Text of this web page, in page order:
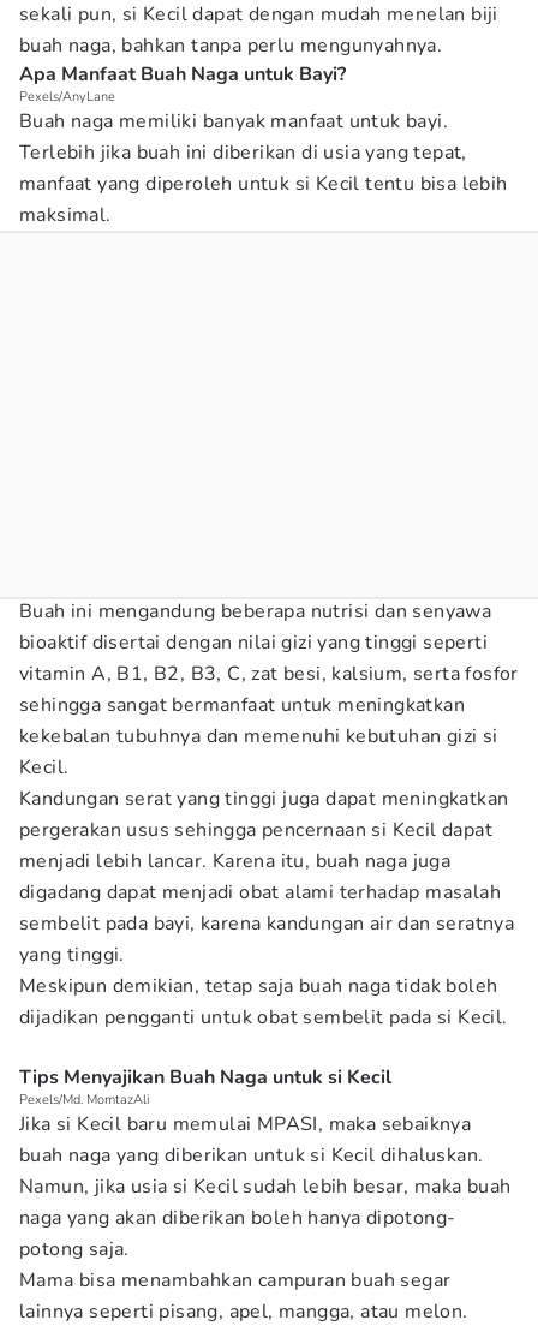
sekali pun, si Kecil dapat dengan mudah menelan biji
buah naga, bahkan tanpa perlu mengunyahnya.
Apa Manfaat Buah Naga untuk Bayi?
Pexels/AnyLane
Buah naga memiliki banyak manfaat untuk bayi.
Terlebih jika buah ini diberikan di usia yang tepat,
manfaat yang diperoleh untuk si Kecil tentu bisa lebih
maksimal.
Buah ini mengandung beberapa nutrisi dan senyawa
bioaktif disertai dengan nilai gizi yang tinggi seperti
vitamin A, B1, B2, B3, C, zat besi, kalsium, serta fosfor
sehingga sangat bermanfaat untuk meningkatkan
kekebalan tubuhnya dan memenuhi kebutuhan gizi si
Kecil.
Kandungan serat yang tinggi juga dapat meningkatkan
pergerakan usus sehingga pencernaan si Kecil dapat
menjadi lebih lancar. Karena itu, buah naga juga
digadang dapat menjadi obat alami terhadap masalah
sembelit pada bayi, karena kandungan air dan seratnya
yang tinggi.
Meskipun demikian, tetap saja buah naga tidak boleh
dijadikan pengganti untuk obat sembelit pada si Kecil.
Tips Menyajikan Buah Naga untuk si Kecil
Pexels/Md. MomtazAli
Jika si Kecil baru memulai MPASI, maka sebaiknya
buah naga yang diberikan untuk si Kecil dihaluskan.
Namun, jika usia si Kecil sudah lebih besar, maka buah
naga yang akan diberikan boleh hanya dipotong-
potong saja.
Mama bisa menambahkan campuran buah segar
lainnya seperti pisang, apel, mangga, atau melon.